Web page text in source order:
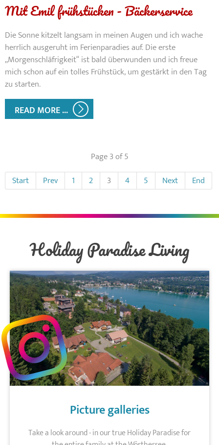
Mit Emil frühstücken - Bäckerservice
Die Sonne kitzelt langsam in meinen Augen und ich wache
herrlich ausgeruht im Ferienparadies auf. Die erste
„Morgenschläfrigkeit“ ist bald überwunden und ich freue
mich schon auf ein tolles Frühstück, um gestärkt in den Tag
zu starten.
READ MORE ...
Page 3 of 5
Start
Prev 1 2 3 4 5 Next End
Holiday Paradise Living
Picture galleries
Take a look around - in our true Holiday Paradise for